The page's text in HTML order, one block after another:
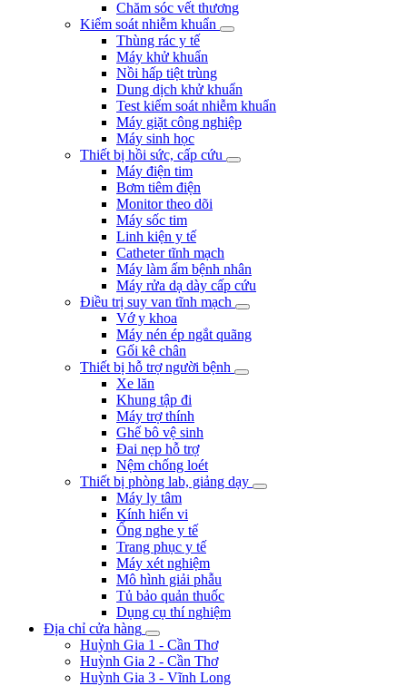
Chăm sóc vết thương
Kiểm soát nhiễm khuẩn
Thùng rác y tế
Máy khử khuẩn
Nồi hấp tiệt trùng
Dung dịch khử khuẩn
Test kiểm soát nhiễm khuẩn
Máy giặt công nghiệp
Máy sinh học
Thiết bị hồi sức, cấp cứu
Máy điện tim
Bơm tiêm điện
Monitor theo dõi
Máy sốc tim
Linh kiện y tế
Catheter tĩnh mạch
Máy làm ấm bệnh nhân
Máy rửa dạ dày cấp cứu
Điều trị suy van tĩnh mạch
Vớ y khoa
Máy nén ép ngắt quãng
Gối kê chân
Thiết bị hỗ trợ người bệnh
Xe lăn
Khung tập đi
Máy trợ thính
Ghế bô vệ sinh
Đai nẹp hỗ trợ
Nệm chống loét
Thiết bị phòng lab, giảng dạy
Máy ly tâm
Kính hiển vi
Ống nghe y tế
Trang phục y tế
Máy xét nghiệm
Mô hình giải phẫu
Tủ bảo quản thuốc
Dụng cụ thí nghiệm
Địa chỉ cửa hàng
Huỳnh Gia 1 - Cần Thơ
Huỳnh Gia 2 - Cần Thơ
Huỳnh Gia 3 - Vĩnh Long